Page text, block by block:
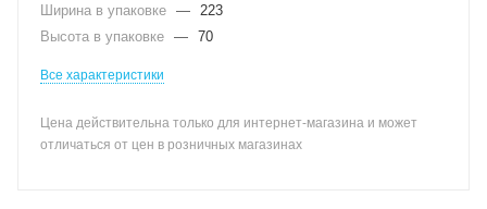
Ширина в упаковке —
223
Высота в упаковке — 70
Все характеристики
Цена действительна только для интернет-магазина и может
отличаться от цен в розничных магазинах